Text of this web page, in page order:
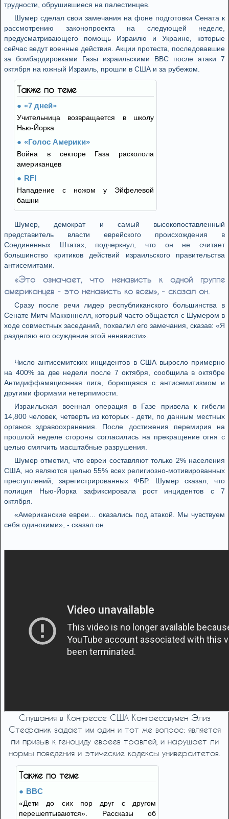
трудности, обрушившиеся на палестинцев.
Шумер сделал свои замечания на фоне подготовки Сената к
рассмотрению законопроекта на следующей неделе,
предусматривающего помощь Израилю и Украине, которые
сейчас ведут военные действия. Акции протеста, последовавшие
за бомбардировками Газы израильскими ВВС после атаки 7
октября на южный Израиль, прошли в США и за рубежом.
Также по теме
«7 дней»
Учительница возвращается в школу
Нью-Йорка
«Голос Америки»
Война в секторе Газа расколола
американцев
RFI
Нападение с ножом у Эйфелевой
башни
Шумер, демократ и самый высокопоставленный
представитель власти еврейского происхождения в
Соединенных Штатах, подчеркнул, что он не считает
большинство критиков действий израильского правительства
антисемитами.
«Это означает, что ненависть к одной группе
американцев - это ненависть ко всем», - сказал он.
Сразу после речи лидер республиканского большинства в
Сенате Митч Макконнелл, который часто общается с Шумером в
ходе совместных заседаний, похвалил его замечания, сказав: «Я
разделяю его осуждение этой ненависти».
Число антисемитских инцидентов в США выросло примерно
на 400% за две недели после 7 октября, сообщила в октябре
Антидиффамационная лига, борющаяся с антисемитизмом и
другими формами нетерпимости.
Израильская военная операция в Газе привела к гибели
14,800 человек, четверть из которых - дети, по данным местных
органов здравоохранения. После достижения перемирия на
прошлой неделе стороны согласились на прекращение огня с
целью смягчить масштабные разрушения.
Шумер отметил, что евреи составляют только 2% населения
США, но являются целью 55% всех религиозно-мотивированных
преступлений, зарегистрированных ФБР. Шумер сказал, что
полиция Нью-Йорка зафиксировала рост инцидентов с 7
октября.
«Американские евреи… оказались под атакой. Мы чувствуем
себя одинокими», - сказал он.
Слушания в Конгрессе США Конгрессвумен Элиз
Стефаник задает им один и тот же вопрос: является
ли призыв к геноциду евреев травлей, и нарушает ли
нормы поведения и этические кодексы университетов.
Также по теме
BBC
«Дети до сих пор друг с другом
перешептываются». Рассказы об